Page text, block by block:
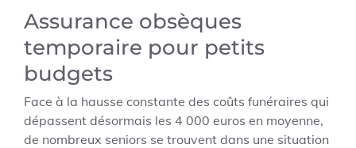
Assurance obsèques
temporaire pour petits
budgets
Face à la hausse constante des coûts funéraires qui
dépassent désormais les 4 000 euros en moyenne,
de nombreux seniors se trouvent dans une situation